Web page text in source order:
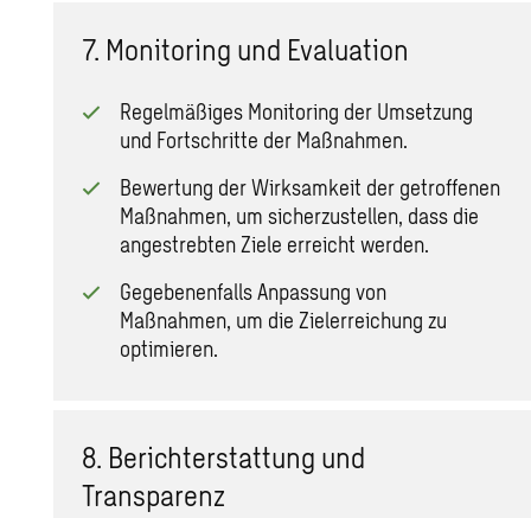
7. Monitoring und Evaluation
Regelmäßiges Monitoring der Umsetzung
und Fortschritte der Maßnahmen.
Bewertung der Wirksamkeit der getroffenen
Maßnahmen, um sicherzustellen, dass die
angestrebten Ziele erreicht werden.
Gegebenenfalls Anpassung von
Maßnahmen, um die Zielerreichung zu
optimieren.
8. Berichterstattung und
Transparenz